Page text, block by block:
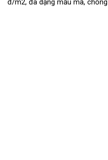
đ/m2, đa dạng mẫu mã,